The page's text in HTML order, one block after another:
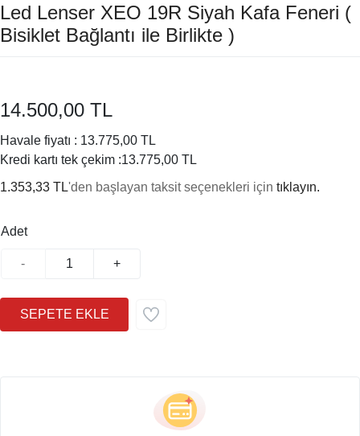
Led Lenser XEO 19R Siyah Kafa Feneri (
Bisiklet Bağlantı ile Birlikte )
14.500,00 TL
Havale fiyatı : 13.775,00 TL
Kredi kartı tek çekim :13.775,00 TL
1.353,33 TL'den başlayan taksit seçenekleri için tıklayın.
Adet
- +